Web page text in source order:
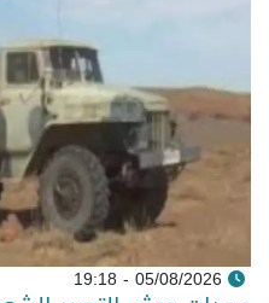
05/08/2026 - 19:18